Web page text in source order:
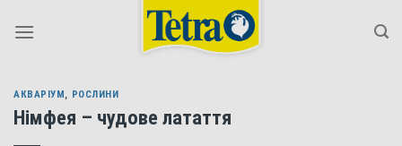
АКВАРІУМ, РОСЛИНИ
Німфея – чудове латаття